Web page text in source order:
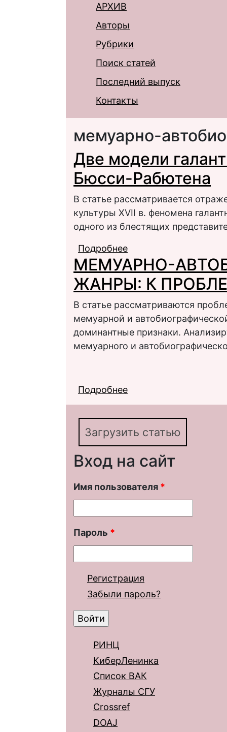
АРХИВ
Авторы
Рубрики
Поиск статей
Последний выпуск
Контакты
мемуарно-
Две модели
Бюсси-Рабютена
В статье рассматривается
культуры XVII в. феномена
одного из блестящих
Подробнее
МЕМУАРНО-
ЖАНРЫ: К
В статье рассматриваются
мемуарной и
доминантные признаки.
мемуарного и
Подробнее
ГРАНИЦ
Загрузить статью
Вход на сайт
Имя пользователя *
Пароль *
Регистрация
Забыли пароль?
РИНЦ
КиберЛенинка
Список ВАК
Журналы СГУ
Crossref
DOAJ